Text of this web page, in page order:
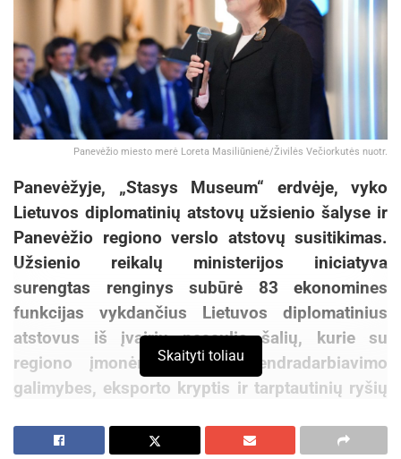
Panevėžio miesto merė Loreta Masiliūnienė/Živilės Večiorkutės nuotr.
Panevėžyje, „Stasys Museum“ erdvėje, vyko
Lietuvos diplomatinių atstovų užsienio šalyse ir
Panevėžio regiono verslo atstovų susitikimas.
Užsienio reikalų ministerijos iniciatyva
surengtas renginys subūrė 83 ekonomines
funkcijas vykdančius Lietuvos diplomatinius
atstovus iš įvairių pasaulio šalių, kurie su
regiono įmonėmis aptarė bendradarbiavimo
galimybes, eksporto kryptis ir tarptautinių ryšių
Skaityti toliau